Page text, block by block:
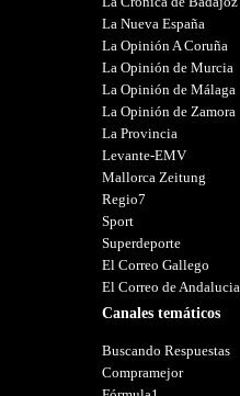
La Nueva España
La Opinión A Coruña
La Opinión de Murcia
La Opinión de Málaga
La Opinión de Zamora
La Provincia
Levante-EMV
Mallorca Zeitung
Regio7
Sport
Superdeporte
El Correo Gallego
El Correo de Andalucia
Canales temáticos
Buscando Respuestas
Compramejor